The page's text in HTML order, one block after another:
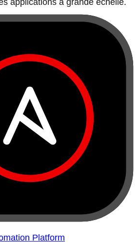
applications à grande échelle.
Platform